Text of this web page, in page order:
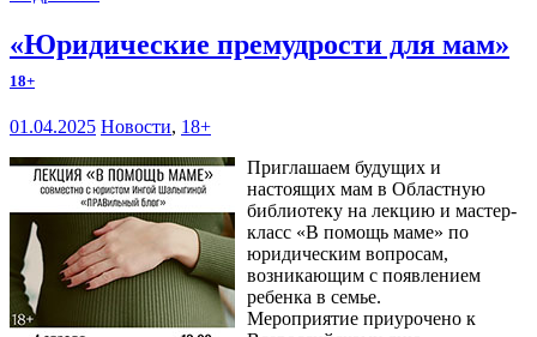
«Юридические премудрости для мам»
18+
01.04.2025 Новости, 18+
Приглашаем будущих и
настоящих мам в Областную
библиотеку на лекцию и мастер-
класс «В помощь маме» по
юридическим вопросам,
возникающим с появлением
ребенка в семье.
Мероприятие приурочено к